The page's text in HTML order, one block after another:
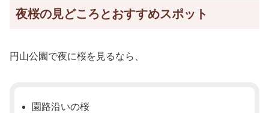
夜桜の見どころとおすすめスポット
円山公園で夜に桜を見るなら、
園路沿いの桜